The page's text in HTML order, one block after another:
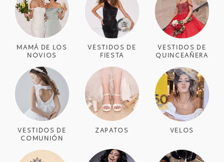
MAMÁ DE LOS
NOVIOS
VESTIDOS DE
FIESTA
VESTIDOS DE
QUINCEAÑERA
VESTIDOS DE
COMUNIÓN
ZAPATOS VELOS